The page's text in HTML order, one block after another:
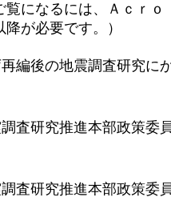
になるには、Ａｃｒｏ
が必要です。）
編後の地震調査研究に
査研究推進本部政策委
査研究推進本部政策委